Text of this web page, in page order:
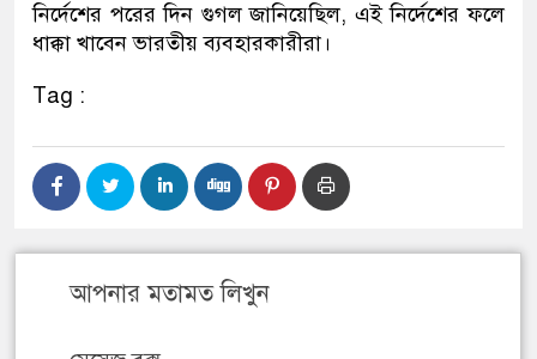
নির্দেশের পরের দিন গুগল জানিয়েছিল, এই নির্দেশের ফলে
ধাক্কা খাবেন ভারতীয় ব্যবহারকারীরা।
Tag :
আপনার মতামত লিখুন